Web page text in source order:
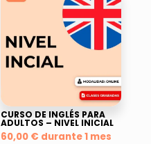
CURSO DE INGLÉS PARA
ADULTOS – NIVEL INICIAL
60,00 € durante 1 mes